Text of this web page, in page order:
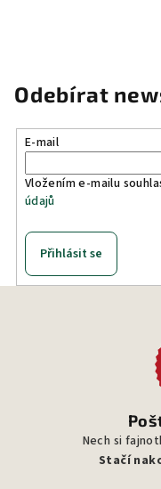
Odebírat
E-mail
Vložením e-mailu
údajů
Přihlásit se
Nech si
Stačí